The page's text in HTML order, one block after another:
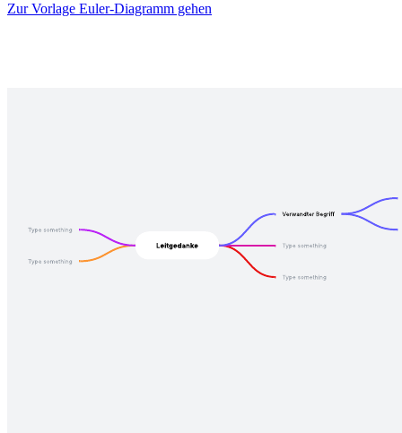
Zur Vorlage Euler-Diagramm gehen